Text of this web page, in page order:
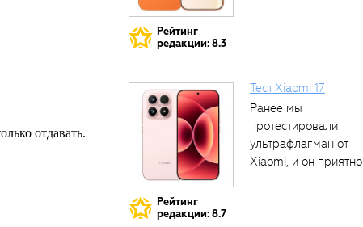
Рейтинг
редакции: 8.3
Рейтинг
редакции: 8.7
Тест Xiaomi 17
Ранее мы
протестировали
ультрафлагман от
Xiaomi, и он приятно